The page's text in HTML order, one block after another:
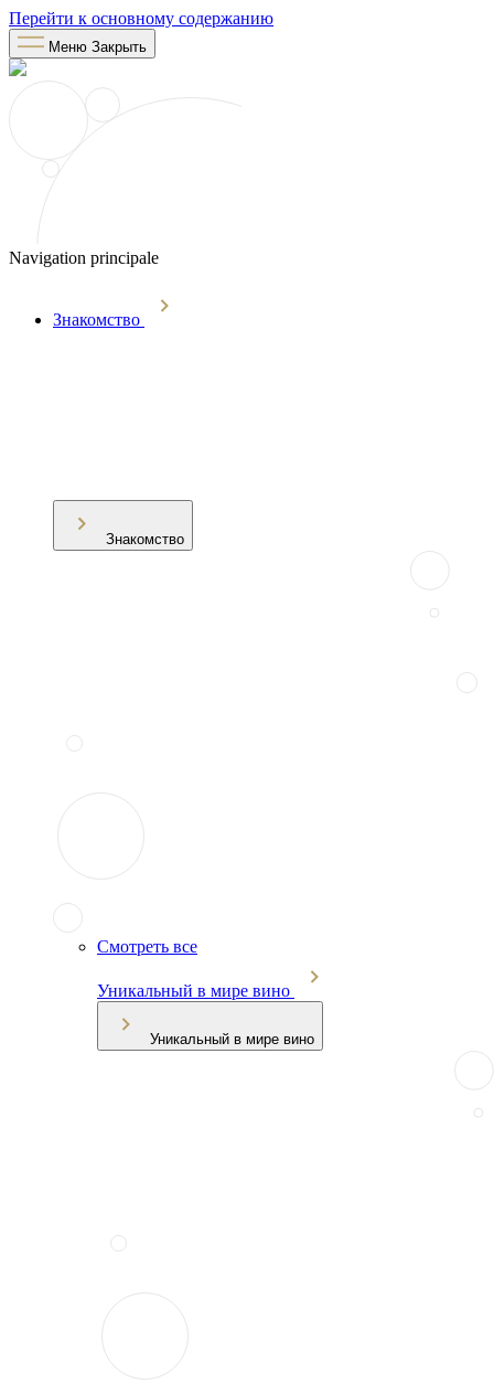
Перейти к основному содержанию
Меню Закрыть
Navigation principale
Знакомство
Знакомство
Смотреть все
Уникальный в мире вино
Уникальный в мире вино